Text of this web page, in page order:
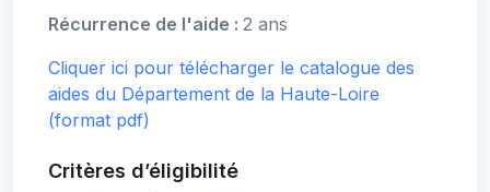
Récurrence de l'aide : 2 ans
Cliquer ici pour télécharger le catalogue des
aides du Département de la Haute-Loire
(format pdf)
Critères d’éligibilité